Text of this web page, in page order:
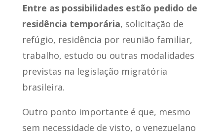
Entre as possibilidades estão pedido de
residência temporária, solicitação de
refúgio, residência por reunião familiar,
trabalho, estudo ou outras modalidades
previstas na legislação migratória
brasileira.
Outro ponto importante é que, mesmo
sem necessidade de visto, o venezuelano